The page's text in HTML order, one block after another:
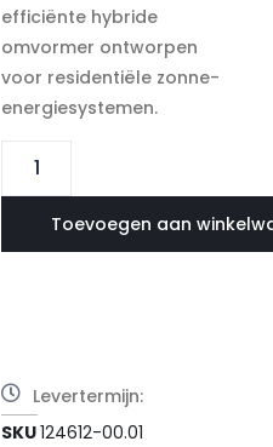
efficiënte hybride
omvormer ontworpen
voor residentiële zonne-
energiesystemen.
Toevoegen aan
Levertermijn:
SKU124612-00.01